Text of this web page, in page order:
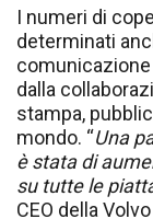
I numeri di
determinati
dalla
stampa,
mondo. “Una
è stata di
su tutte le
CEO della